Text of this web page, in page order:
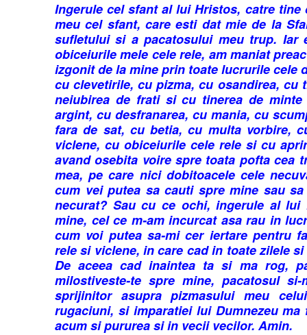
Ingerule cel sfant al lui Hristos, catre
meu cel sfant, care esti dat mie de la
sufletului si a pacatosului meu trup. Iar
obiceiurile mele cele rele, am maniat
izgonit de la mine prin toate lucrurile cele
cu clevetirile, cu pizma, cu osandirea, cu
neiubirea de frati si cu tinerea de
argint, cu desfranarea, cu mania, cu
fara de sat, cu betia, cu multa vorbire,
viclene, cu obiceiurile cele rele si cu
avand osebita voire spre toata pofta cea
mea, pe care nici dobitoacele cele
cum vei putea sa cauti spre mine sau
necurat? Sau cu ce ochi, ingerule al lui
mine, cel ce m-am incurcat asa rau in
cum voi putea sa-mi cer iertare pentru
rele si viclene, in care cad in toate zilele
De aceea cad inaintea ta si ma rog,
milostiveste-te spre mine, pacatosul
sprijinitor asupra pizmasului meu
rugaciuni, si imparatiei lui Dumnezeu
acum si pururea si in vecii vecilor. Amin.